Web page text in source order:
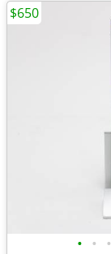
• • •
$650